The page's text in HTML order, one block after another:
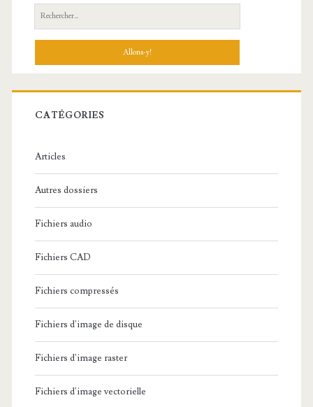
R
e
h
r
c
:
CATÉGORIES
Articles
Autres dossiers
Fichiers audio
Fichiers CAD
Fichiers compressés
Fichiers d'image de disque
Fichiers d'image raster
Fichiers d'image vectorielle